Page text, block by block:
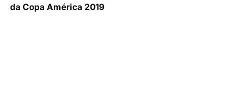
da Copa América 2019